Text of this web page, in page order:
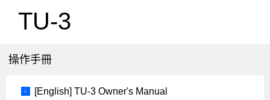
TU-3
操作手冊
[English] TU-3 Owner's Manual